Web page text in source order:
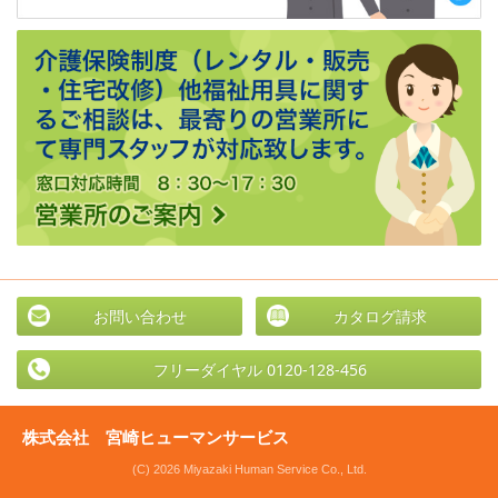
お問い合わせ カタログ請求
フリーダイヤル 0120-128-456
株式会社 宮崎ヒューマンサービス
(C) 2026 Miyazaki Human Service Co., Ltd.